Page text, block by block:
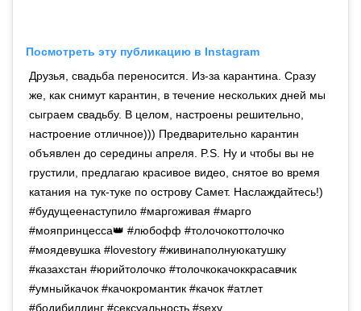
Посмотреть эту публикацию в Instagram
Друзья, свадьба переносится. Из-за карантина. Сразу
же, как снимут карантин, в течение нескольких дней мы
сыграем свадьбу. В целом, настроены решительно,
настроение отличное))) Предварительно карантин
объявлен до середины апреля. P.S. Ну и чтобы вы не
грустили, предлагаю красивое видео, снятое во время
катания на тук-туке по острову Самет. Наслаждайтесь!)
#будущеенаступило #маргоживая #марго
#мояпринцесса👑 #любофф #толочокоттолочко
#моядевушка #lovestory #живинаполнуюкатушку
#казахстан #юрийтолочко #толочкокачоккрасавчик
#умныйкачок #качокромантик #качок #атлет
#бодибилдинг #сексуальность #sexy